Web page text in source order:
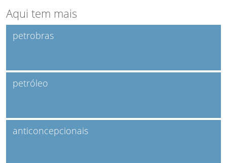
Aqui tem mais
petrobras
petróleo
anticoncepcionais